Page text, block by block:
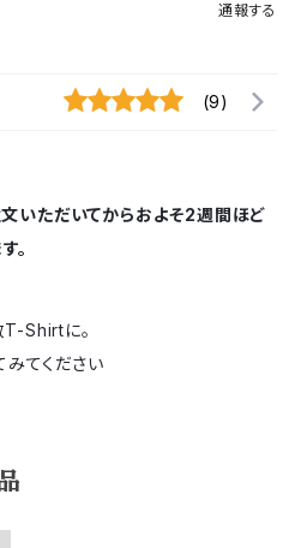
通報する
(9)
いただいてからおよそ2週間ほど
。
Shirtに。
みてください